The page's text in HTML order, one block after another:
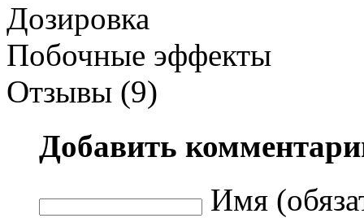
Дозировка
Побочные эффекты
Отзывы (9)
Добавить
Имя